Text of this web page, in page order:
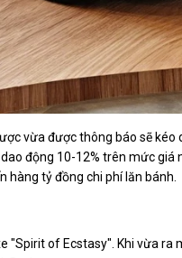
vừa được thông báo sẽ
động 10-12% trên mức giá
hàng tỷ đồng chi phí lăn bánh.
"Spirit of Ecstasy". Khi vừa ra